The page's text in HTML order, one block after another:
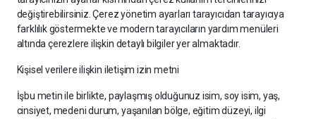
değiştirebilirsiniz. Çerez yönetim ayarları tarayıcıdan tarayıcıya
farklılık göstermekte ve modern tarayıcıların yardım menüleri
altında çerezlere ilişkin detaylı bilgiler yer almaktadır.
Kişisel verilere ilişkin iletişim izin metni
İşbu metin ile birlikte, paylaşmış olduğunuz isim, soy isim, yaş,
cinsiyet, medeni durum, yaşanılan bölge, eğitim düzeyi, ilgi